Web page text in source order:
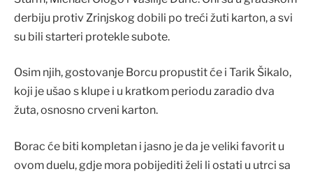
derbiju protiv Zrinjskog dobili po treći žuti karton, a svi
su bili starteri protekle subote.
Osim njih, gostovanje Borcu propustit će i Tarik Šikalo,
koji je ušao s klupe i u kratkom periodu zaradio dva
žuta, osnosno crveni karton.
Borac će biti kompletan i jasno je da je veliki favorit u
ovom duelu, gdje mora pobijediti želi li ostati u utrci sa